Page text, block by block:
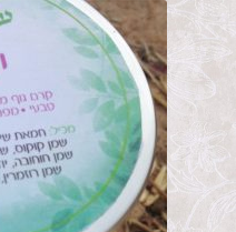
תמציות לחיזוק והזנה
שיקום העור
מוצרי טיפוח וקוסמטיקה
יוד טבעי ומוצריו